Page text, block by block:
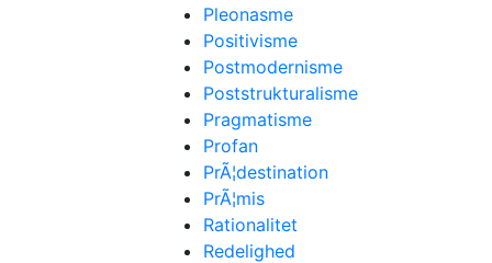
Pleonasme
Positivisme
Postmodernisme
Poststrukturalisme
Pragmatisme
Profan
PrÃ¦destination
PrÃ¦mis
Rationalitet
Redelighed